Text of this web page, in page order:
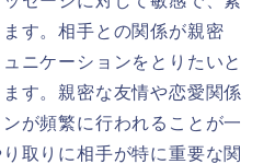
す。相手との関係が親密
ニケーションをとりたいと
す。親密な友情や恋愛関係
が頻繁に行われることが一
取りに相手が特に重要な関